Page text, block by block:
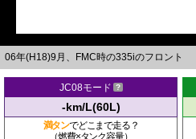
06年(H18)9月、FMC時の335iのフロント
JC08モード
-km/L(60L)
満タンでどこまで走る？